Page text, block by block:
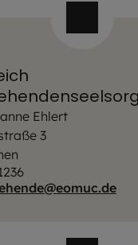
Ehlert
3